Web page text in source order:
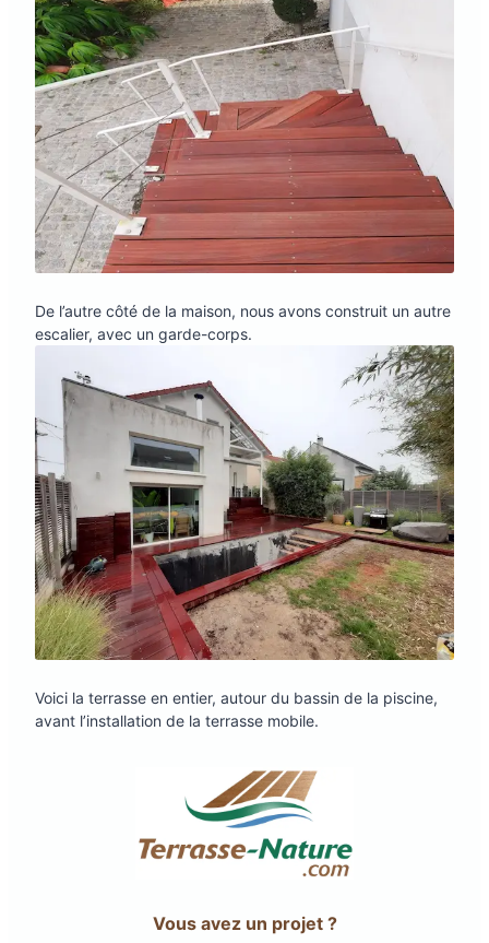
De l’autre côté de la maison, nous avons construit un autre
escalier, avec un garde-corps.
Voici la terrasse en entier, autour du bassin de la piscine,
avant l’installation de la terrasse mobile.
Vous avez un projet ?